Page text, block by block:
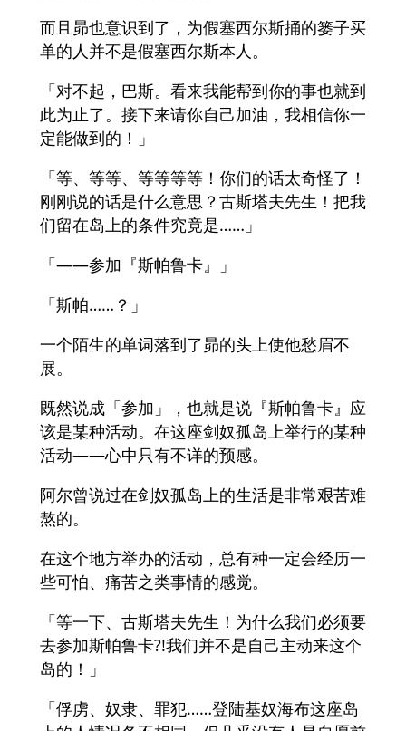
而且昴也意识到了，为假塞西尔斯捅的篓子买
单的人并不是假塞西尔斯本人。
「对不起，巴斯。看来我能帮到你的事也就到
此为止了。接下来请你自己加油，我相信你一
定能做到的！」
「等、等等、等等等等！你们的话太奇怪了！
刚刚说的话是什么意思？古斯塔夫先生！把我
们留在岛上的条件究竟是……」
「——参加『斯帕鲁卡』」
「斯帕……？」
一个陌生的单词落到了昴的头上使他愁眉不
展。
既然说成「参加」，也就是说『斯帕鲁卡』应
该是某种活动。在这座剑奴孤岛上举行的某种
活动——心中只有不详的预感。
阿尔曾说过在剑奴孤岛上的生活是非常艰苦难
熬的。
在这个地方举办的活动，总有种一定会经历一
些可怕、痛苦之类事情的感觉。
「等一下、古斯塔夫先生！为什么我们必须要
去参加斯帕鲁卡?!我们并不是自己主动来这个
岛的！」
「俘虏、奴隶、罪犯……登陆基奴海布这座岛